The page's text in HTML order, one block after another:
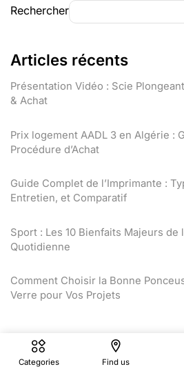
Rechercher
Articles récents
Présentation Vidéo : Scie
& Achat
Prix logement AADL 3 en Algérie :
Procédure d’Achat
Guide Complet de l’Imprimante :
Entretien, et Comparatif
Sport : Les 10 Bienfaits Majeurs de
Quotidienne
Comment Choisir la Bonne
Verre pour Vos Projets
Categories Find us